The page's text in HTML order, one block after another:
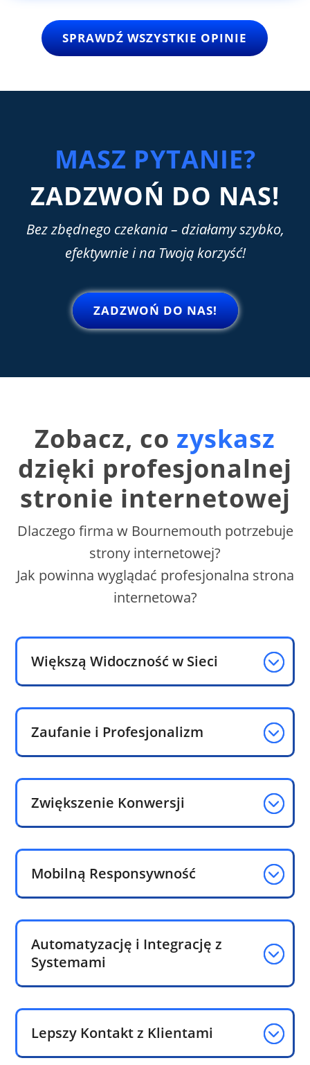
SPRAWDŹ WSZYSTKIE OPINIE
MASZ PYTANIE?
ZADZWOŃ DO NAS!
Bezzbędnegoczekania– działamy szybko,
efektywnie i na Twoją korzyść!
ZADZWOŃ DO NAS!
Zobacz, co zyskasz
dzięki profesjonalnej
stronie internetowej
Dlaczego firma w Bournemouth potrzebuje
strony internetowej?
Jak powinna wyglądać profesjonalna strona
internetowa?
Większą Widoczność w Sieci
Zaufanie i Profesjonalizm
Zwiększenie Konwersji
Mobilną Responsywność
Automatyzację i Integrację z
Systemami
Lepszy Kontakt z Klientami